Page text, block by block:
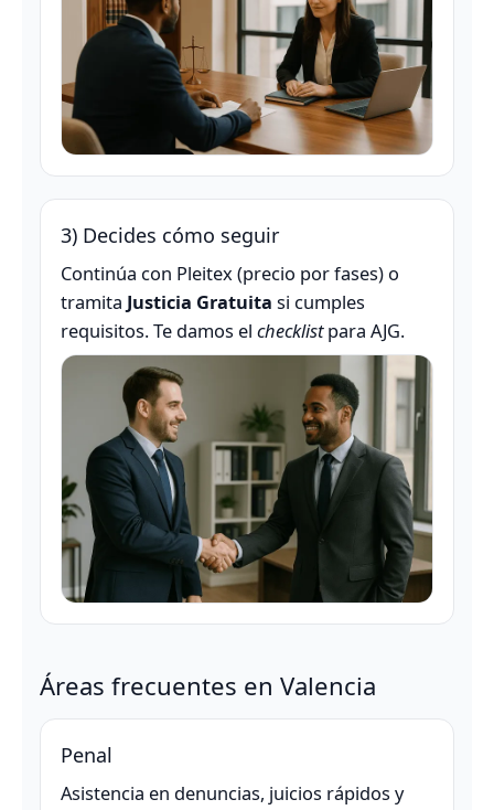
3) Decides cómo seguir
Continúa con Pleitex (precio por fases) o
tramita Justicia Gratuita si cumples
requisitos. Te damos el checklistpara AJG.
Áreas frecuentes en Valencia
Penal
Asistencia en denuncias, juicios rápidos y